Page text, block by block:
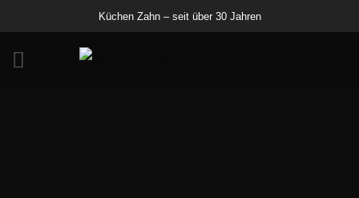
Inhalt
springen
Küchen Zahn – seit über 30 Jahren